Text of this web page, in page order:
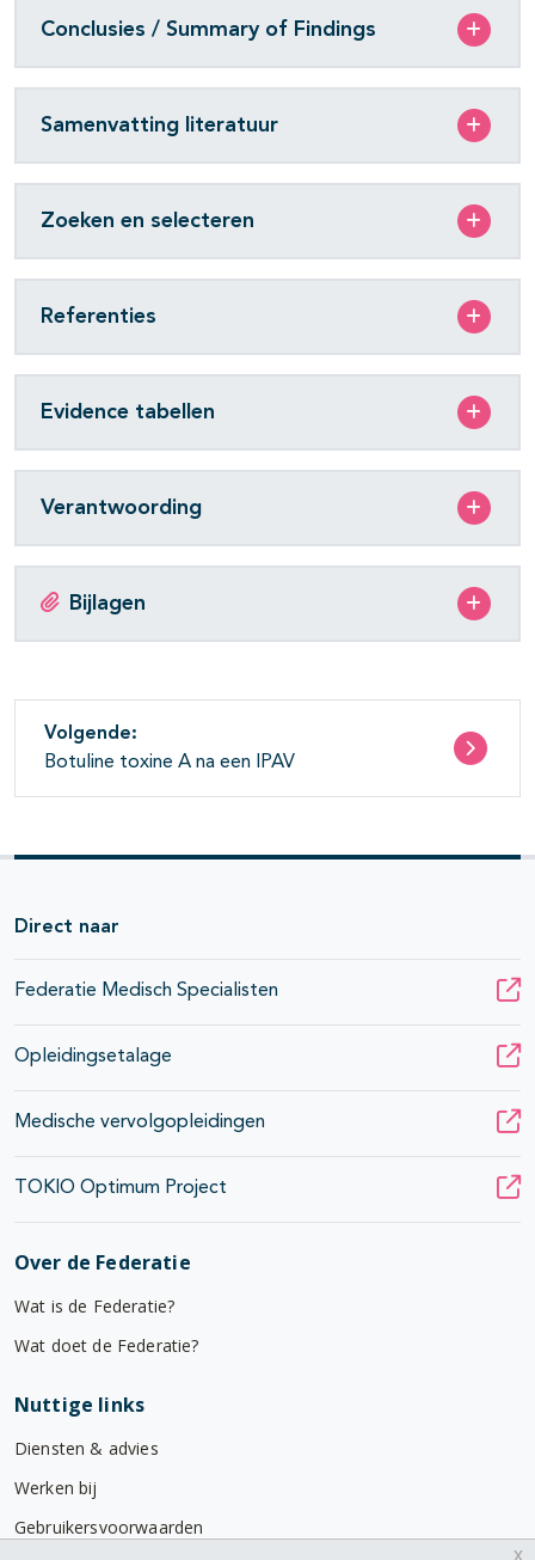
Conclusies / Summary of Findings
Samenvatting literatuur
Zoeken en selecteren
Referenties
Evidence tabellen
Verantwoording
Bijlagen
Volgende:
Botuline toxine A na een IPAV
Direct naar
Federatie Medisch Specialisten
Opleidingsetalage
Medische vervolgopleidingen
TOKIO Optimum Project
Over de Federatie
Wat is de Federatie?
Wat doet de Federatie?
Nuttige links
Diensten & advies
Werken bij
Gebruikersvoorwaarden
x